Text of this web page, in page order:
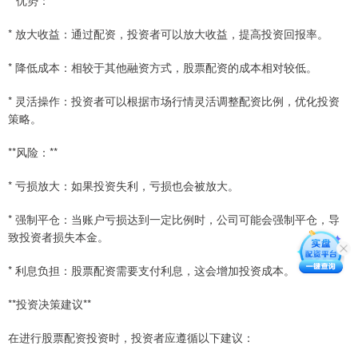
* 放大收益：通过配资，投资者可以放大收益，提高投资回报率。
* 降低成本：相较于其他融资方式，股票配资的成本相对较低。
* 灵活操作：投资者可以根据市场行情灵活调整配资比例，优化投资
策略。
**风险：**
* 亏损放大：如果投资失利，亏损也会被放大。
* 强制平仓：当账户亏损达到一定比例时，公司可能会强制平仓，导
致投资者损失本金。
* 利息负担：股票配资需要支付利息，这会增加投资成本。
**投资决策建议**
在进行股票配资投资时，投资者应遵循以下建议：